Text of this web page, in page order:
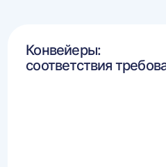
Конвейеры:
соответствия